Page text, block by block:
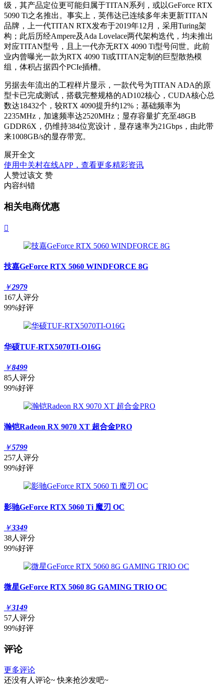
级，其产品定位更可能归属于TITAN系列，或以GeForce RTX
5090 Ti之名推出。事实上，英伟达已连续多年未更新TITAN
品牌，上一代TITAN RTX发布于2019年12月，采用Turing架
构；此后历经Ampere及Ada Lovelace两代架构迭代，均未推出
对应TITAN型号，且上一代亦无RTX 4090 Ti型号问世。此前
业内曾曝光一款为RTX 4090 Ti或TITAN定制的巨型散热模
组，体积占据四个PCIe插槽。
另据去年流出的工程样片显示，一款代号为TITAN ADA的原
型卡已完成测试，搭载完整规格的AD102核心，CUDA核心总
数达18432个，较RTX 4090提升约12%；基础频率为
2235MHz，加速频率达2520MHz；显存容量扩充至48GB
GDDR6X，仍维持384位宽设计，显存速率为21Gbps，由此带
来1008GB/s的显存带宽。
展开全文
使用中关村在线APP，查看更多精彩资讯
人赞过该文 赞
内容纠错
相关电商优惠

技嘉GeForce RTX 5060 WINDFORCE 8G
￥2979
167人评分
99%好评
华硕TUF-RTX5070TI-O16G
￥8499
85人评分
99%好评
瀚铠Radeon RX 9070 XT 超合金PRO
￥5799
257人评分
99%好评
影驰GeForce RTX 5060 Ti 魔刃 OC
￥3349
38人评分
99%好评
微星GeForce RTX 5060 8G GAMING TRIO OC
￥3149
57人评分
99%好评
评论
更多评论
还没有人评论~ 快来抢沙发吧~